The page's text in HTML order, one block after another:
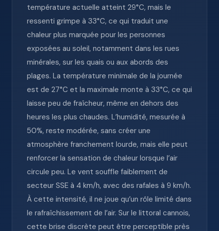
température actuelle atteint 29°C, mais le
ressenti grimpe à 33°C, ce qui traduit une
chaleur plus marquée pour les personnes
exposées au soleil, notamment dans les rues
minérales, sur les quais ou aux abords des
plages. La température minimale de la journée
est de 27°C et la maximale monte à 33°C, ce qui
laisse peu de fraîcheur, même en dehors des
heures les plus chaudes. L’humidité, mesurée à
50%, reste modérée, sans créer une
atmosphère franchement lourde, mais elle peut
renforcer la sensation de chaleur lorsque l’air
circule peu. Le vent souffle faiblement de
secteur SSE à 4 km/h, avec des rafales à 9 km/h.
À cette intensité, il ne joue qu’un rôle limité dans
le rafraîchissement de l’air. Sur le littoral cannois,
cette brise discrète peut être perceptible près